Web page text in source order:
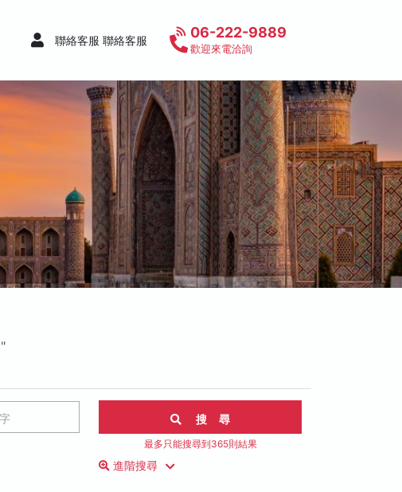
聯絡客服 聯絡客服 06-222-9889
歡迎來電洽詢
搜 尋
最多只能搜尋到365則結果
進階搜尋